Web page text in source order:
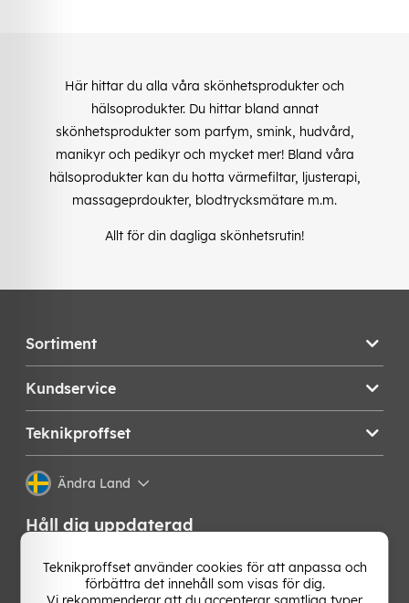
Här hittar du alla våra skönhetsprodukter och
hälsoprodukter. Du hittar bland annat
skönhetsprodukter som parfym, smink, hudvård,
manikyr och pedikyr och mycket mer! Bland våra
hälsoprodukter kan du hotta värmefiltar, ljusterapi,
massageprdoukter, blodtrycksmätare m.m.
Allt för din dagliga skönhetsrutin!
Sortiment
Kundservice
Teknikproffset
Ändra Land
Håll dig uppdaterad
Få de senaste nyheterna, hetaste erbjudandena och
bästa tipsen från oss direkt i din mejlkorg. Signa upp på
vårt nyhetsbrev!
Teknikproffset använder cookies för att anpassa och
förbättra det innehåll som visas för dig.